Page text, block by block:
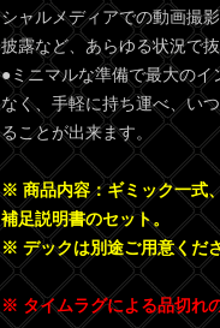
シャルメディアでの動画撮
披露など、あらゆる状況で
●ミニマルな準備で最大の
なく、手軽に持ち運べ、い
ることが出来ます。
※ 商品内容：ギミック一式
補足説明書のセット。
※ デックは別途ご用意くださ
※ タイムラグによる品切れ